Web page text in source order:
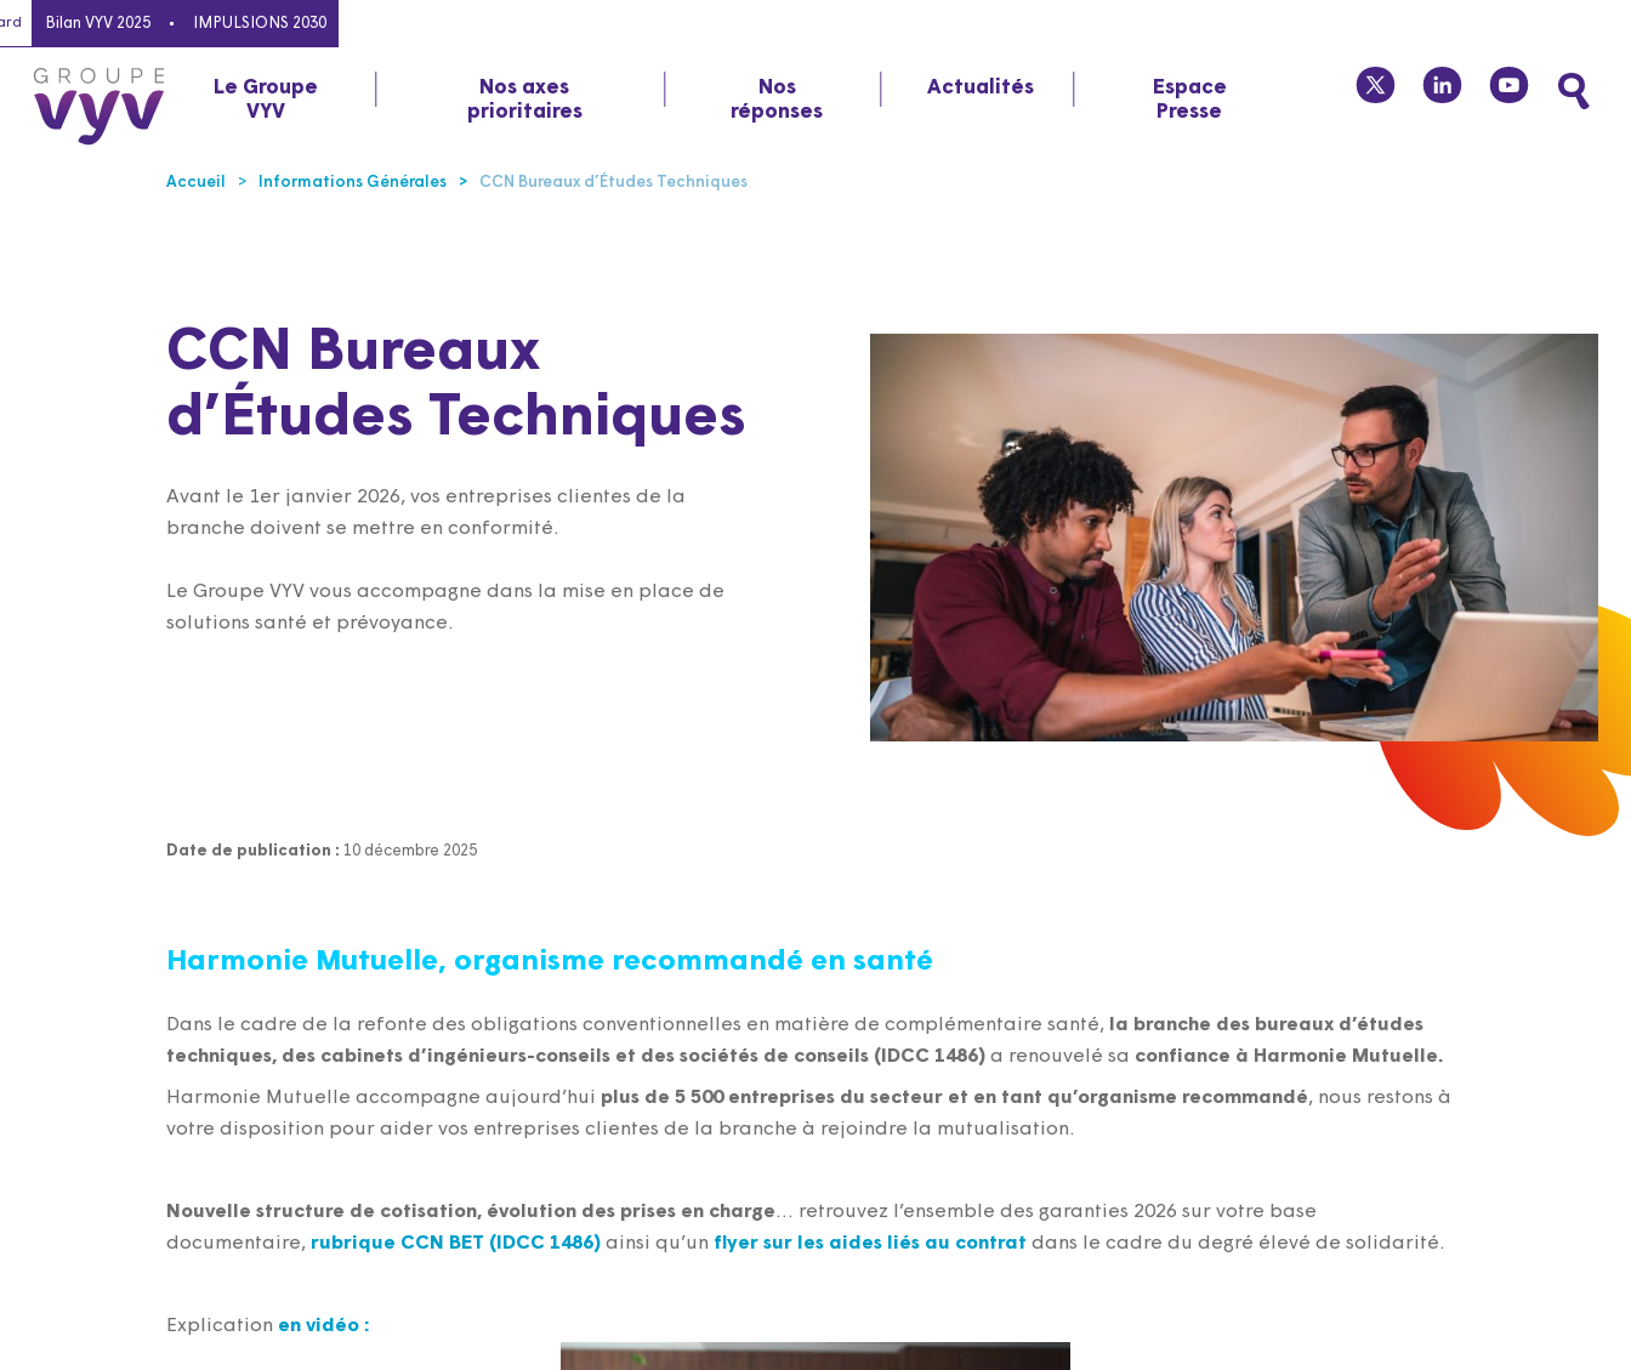
Bilan VYV 2025 IMPULSIONS 2030
Le Groupe
VYV
Nos axes
prioritaires
Nos
réponses
Actualités
Espace
Presse
twitter linkedin youtube
Accueil Informations Générales CCN Bureaux d’Études Techniques
CCN Bureaux
d’Études Techniques
Avant le 1er janvier 2026, vos entreprises clientes de la
branche doivent se mettre en conformité.
Le Groupe VYV vous accompagne dans la mise en place de
solutions santé et prévoyance.
Date de publication : 10 décembre 2025
Harmonie Mutuelle, organisme recommandé en santé
Dans le cadre de la refonte des obligations conventionnelles en matière de complémentaire santé, la branche des bureaux d’études
techniques, des cabinets d’ingénieurs-conseils et des sociétés de conseils (IDCC 1486) a renouvelé sa confiance à Harmonie Mutuelle.
Harmonie Mutuelle accompagne aujourd’hui plus de 5 500 entreprises du secteur et en tant qu’organisme recommandé, nous restons à
votre disposition pour aider vos entreprises clientes de la branche à rejoindre la mutualisation.
Nouvelle structure de cotisation, évolution des prises en charge… retrouvez l’ensemble des garanties 2026 sur votre base
documentaire, rubrique CCN BET (IDCC 1486) ainsi qu’un flyer sur les aides liés au contrat dans le cadre du degré élevé de solidarité.
Explication en vidéo :